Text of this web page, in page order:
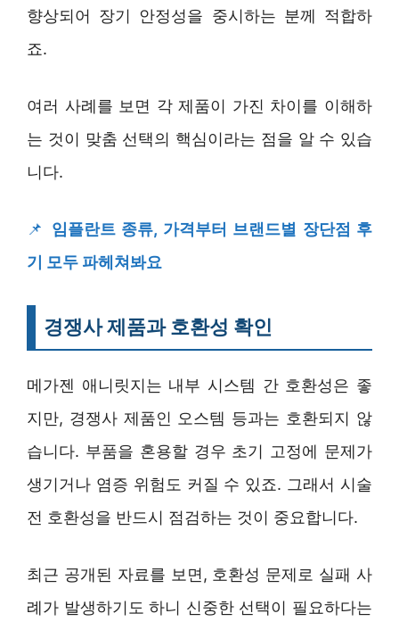
향상되어 장기 안정성을 중시하는 분께 적합하
죠.
여러 사례를 보면 각 제품이 가진 차이를 이해하
는 것이 맞춤 선택의 핵심이라는 점을 알 수 있습
니다.
📌 임플란트 종류, 가격부터 브랜드별 장단점 후
기 모두 파헤쳐봐요
경쟁사 제품과 호환성 확인
메가젠 애니릿지는 내부 시스템 간 호환성은 좋
지만, 경쟁사 제품인 오스템 등과는 호환되지 않
습니다. 부품을 혼용할 경우 초기 고정에 문제가
생기거나 염증 위험도 커질 수 있죠. 그래서 시술
전 호환성을 반드시 점검하는 것이 중요합니다.
최근 공개된 자료를 보면, 호환성 문제로 실패 사
례가 발생하기도 하니 신중한 선택이 필요하다는